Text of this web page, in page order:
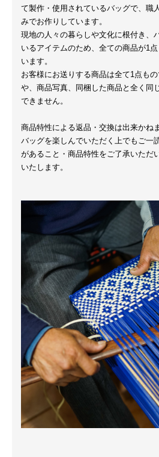
て製作・使用されているバッグで、職
みでお作りしています。
現地の人々の暮らしや文化に根付き、
いるアイテムのため、全ての商品が1
います。
お客様にお送りする商品は全て1点も
や、商品写真、同梱した商品と全く同
できません。
商品特性による返品・交換は出来かね
バッグを楽しんでいただく上でもご一
があること・商品特性をご了承いただ
いたします。